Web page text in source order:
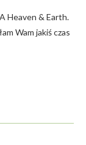
Heaven & Earth.
Wam jakiś czas